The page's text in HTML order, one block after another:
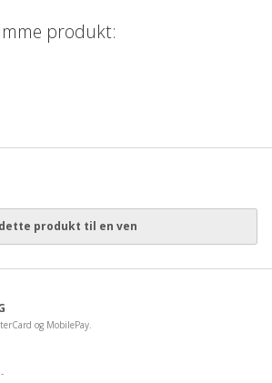
produkt:
produkt til en ven
og MobilePay.